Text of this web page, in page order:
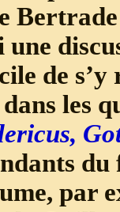
une
de s’y
les
par